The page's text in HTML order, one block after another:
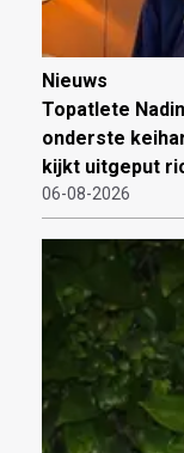
Nieuws
Topatlete
onderste
kijkt uitgeput
06-08-2026